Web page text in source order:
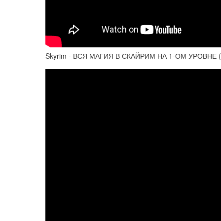
Skyrim - ВСЯ МАГИЯ В СКАЙРИМ НА 1-ОМ УРОВНЕ (